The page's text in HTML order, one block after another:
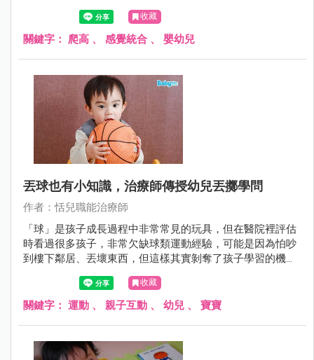
意識？栗子和恬兒治療師今天就來介紹危險意識從什麼時候
開始發生？孩子為什麼總是這麼「大膽」？
收藏
關鍵字： 爬高 、 感覺統合 、 嬰幼兒
丟球也有小知識，治療師傳授幼兒丟擲學問
作者：恬兒職能治療師
「球」是孩子成長過程中非常常見的玩具，但在醫院裡評估
時看過很多孩子，非常欠缺球類運動經驗，可能是因為怕吵
到樓下鄰居、丟壞東西，但這樣其實剝奪了孩子學習的機
會，也連帶的影響了動作協調、反應力的發展，今天Ally治
療師和恬兒治療師要來和大家解密「丟球」的學問~
收藏
關鍵字： 運動 、 親子互動 、 幼兒 、 寶寶